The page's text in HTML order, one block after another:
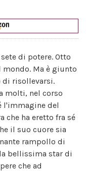
di potere. Otto
Ma è giunto
di risollevarsi.
molti, nel corso
l'immagine del
che ha eretto fra sé
il suo cuore sia
rampollo di
bellissima star di
che ad